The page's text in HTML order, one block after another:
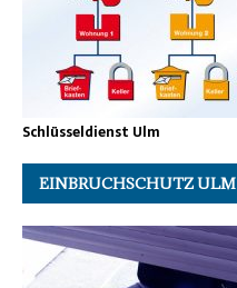
Schlüsseldienst Ulm
EINBRUCHSCHUTZ ULM